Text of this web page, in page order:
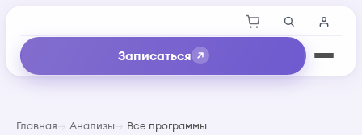
Записаться
Главная Анализы Все программы